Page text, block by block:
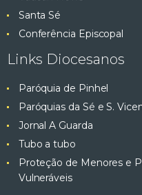
Santa Sé
Conferência Episcopal
Links Diocesanos
Paróquia de Pinhel
Paróquias da Sé e S.
Jornal A Guarda
Tubo a tubo
Proteção de Menores e
Vulneráveis